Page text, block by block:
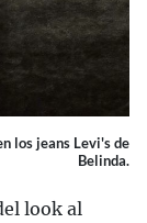
los jeans Levi's de
Belinda.
look al